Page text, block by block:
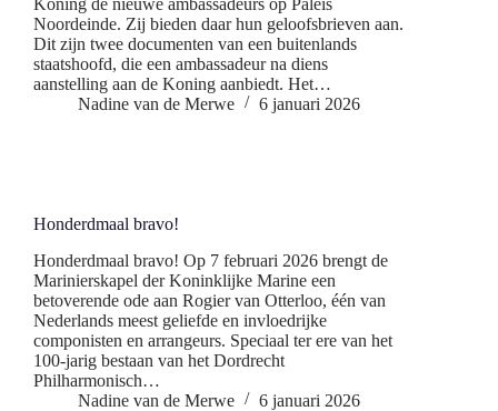
Noordeinde. Zij bieden daar hun geloofsbrieven aan.
Dit zijn twee documenten van een buitenlands
staatshoofd, die een ambassadeur na diens
aanstelling aan de Koning aanbiedt. Het…
Nadine van de Merwe
6 januari 2026
Honderdmaal bravo!
Honderdmaal bravo! Op 7 februari 2026 brengt de
Marinierskapel der Koninklijke Marine een
betoverende ode aan Rogier van Otterloo, één van
Nederlands meest geliefde en invloedrijke
componisten en arrangeurs. Speciaal ter ere van het
100-jarig bestaan van het Dordrecht
Philharmonisch…
Nadine van de Merwe
6 januari 2026